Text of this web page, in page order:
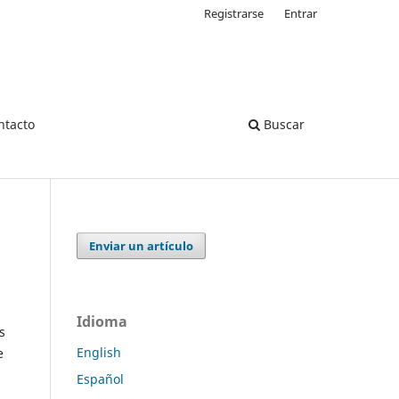
Buscar
Registrarse Entrar
Enviar un artículo
Idioma
English
Español